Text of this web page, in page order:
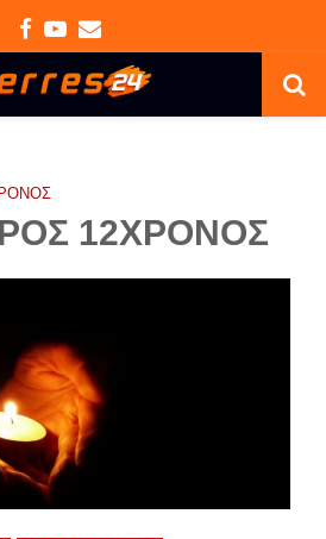
Facebook
Youtube
Email
12ΧΡΟΝΟΣ